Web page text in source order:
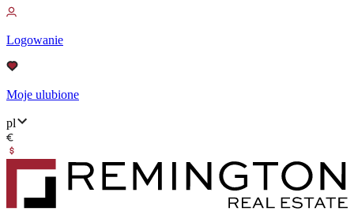
Logowanie
Moje ulubione
pl